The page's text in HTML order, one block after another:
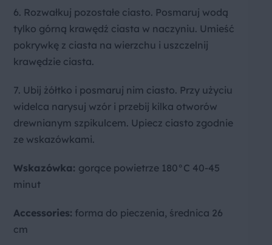
6. Rozwałkuj pozostałe ciasto. Posmaruj wodą
tylko górną krawędź ciasta w naczyniu. Umieść
pokrywkę z ciasta na wierzchu i uszczelnij
krawędzie ciasta.
7. Ubij żółtko i posmaruj nim ciasto. Przy użyciu
widelca narysuj wzór i przebij kilka otworów
drewnianym szpikulcem. Upiecz ciasto zgodnie
ze wskazówkami.
Wskazówka: gorące powietrze 180°C 40-45
minut
Accessories: forma do pieczenia, średnica 26
cm